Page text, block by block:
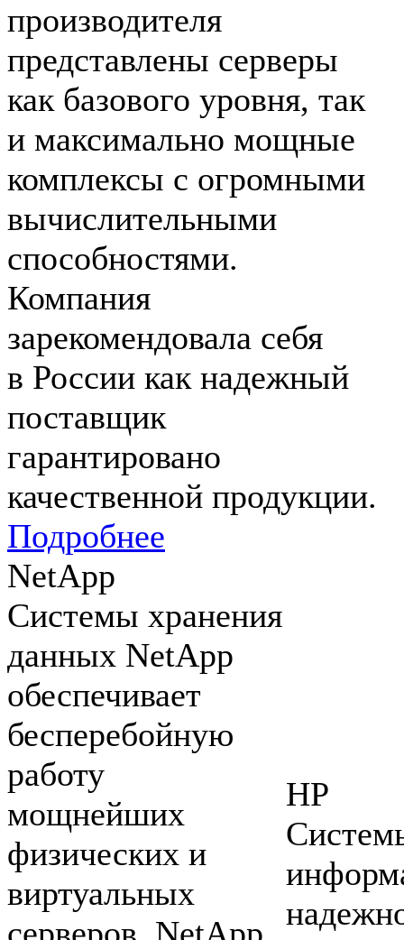
производителя
представлены серверы
как базового уровня, так
и максимально мощные
комплексы с огромными
вычислительными
способностями.
Компания
зарекомендовала себя
в России как надежный
поставщик
гарантировано
качественной продукции.
Подробнее
NetApp
Системы хранения
данных NetApp
обеспечивает
бесперебойную
работу
мощнейших
физических и
виртуальных
HP